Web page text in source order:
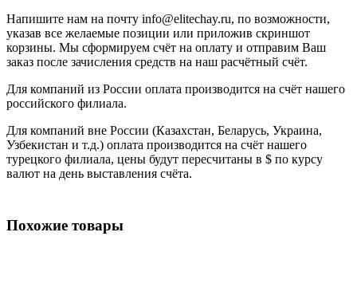
Напишите нам на почту info@elitechay.ru, по возможности,
указав все желаемые позиции или приложив скриншот
корзины. Мы сформируем счёт на оплату и отправим Ваш
заказ после зачисления средств на наш расчётный счёт.
Для компаний из России оплата производится на счёт нашего
российского филиала.
Для компаний вне России (Казахстан, Беларусь, Украина,
Узбекистан и т.д.) оплата производится на счёт нашего
турецкого филиала, цены будут пересчитаны в $ по курсу
валют на день выставления счёта.
Похожие товары